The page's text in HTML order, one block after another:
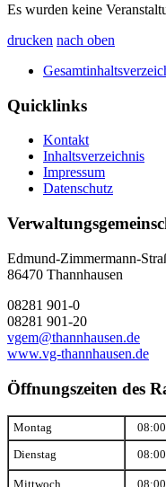
Es wurden keine
drucken nach oben
Quicklinks
Kontakt
Inhaltsverzeichnis
Impressum
Datenschutz
Edmund-Zimmermann-
86470 Thannhausen
08281 901-0
08281 901-20
vgem@thannhausen.de
www.vg-thannhausen.de
Öffnungszeiten des
Montag
Dienstag